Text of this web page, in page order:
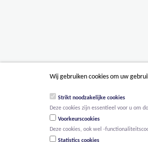
Wij gebruiken cookies om uw
Strikt noodzakelijke cookies
Deze cookies zijn essentieel voor u om
Voorkeurscookies
Deze cookies, ook wel -
Statistics cookies